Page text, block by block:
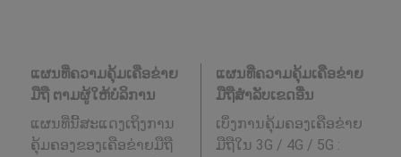
ແຜນທີ່ຄວາມຄຸ້ມເຄືອຂ່າຍ
ມືຖື ຕາມຜູ້ໃຫ້ບໍລິການ
ແຜນທີ່ນີ້ສະແດງເຖິງການ
ຄຸ້ມຄອງຂອງເຄືອຂ່າຍມືຖື
ແຜນທີ່ຄວາມຄຸ້ມເຄືອຂ່າຍ
ມືຖືສໍາລັບເຂດອື່ນ
ເບິ່ງການຄຸ້ມຄອງເຄືອຂ່າຍ
ມືຖືໃນ 3G / 4G / 5G :